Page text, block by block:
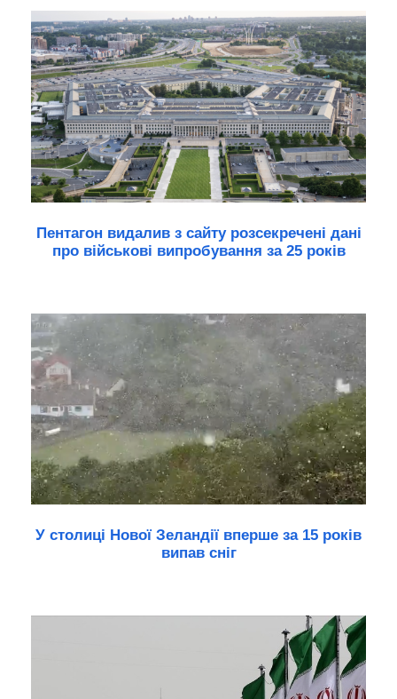
Пентагон видалив з сайту розсекречені дані
про військові випробування за 25 років
У столиці Нової Зеландії вперше за 15 років
випав сніг